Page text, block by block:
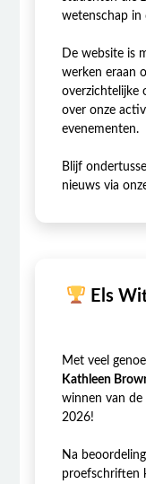
wetenschap in
De website is
werken eraan
overzichtelijke
over onze
evenementen.
Blijf
nieuws via
Els
Met veel
Kathleen
winnen van
2026!
Na
proefschriften